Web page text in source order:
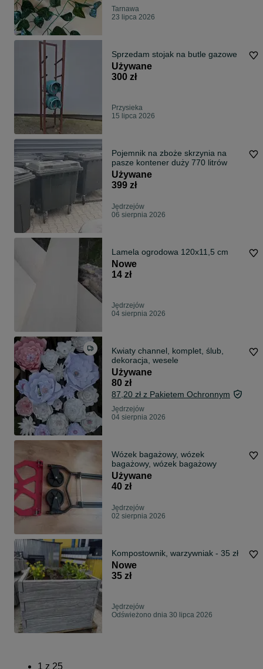
Tarnawa
23 lipca 2026
Sprzedam stojak na butle gazowe
Używane
300 zł
Przysieka
15 lipca 2026
Pojemnik na zboże skrzynia na
pasze kontener duży 770 litrów
Używane
399 zł
Jędrzejów
06 sierpnia 2026
Lamela ogrodowa 120x11,5 cm
Nowe
14 zł
Jędrzejów
04 sierpnia 2026
Kwiaty channel, komplet, ślub,
dekoracja, wesele
Używane
80 zł
87,20 zł z Pakietem Ochronnym
Jędrzejów
04 sierpnia 2026
Wózek bagażowy, wózek
bagażowy, wózek bagażowy
Używane
40 zł
Jędrzejów
02 sierpnia 2026
Kompostownik, warzywniak - 35 zł
Nowe
35 zł
Jędrzejów
Odświeżono dnia 30 lipca 2026
1 z 25